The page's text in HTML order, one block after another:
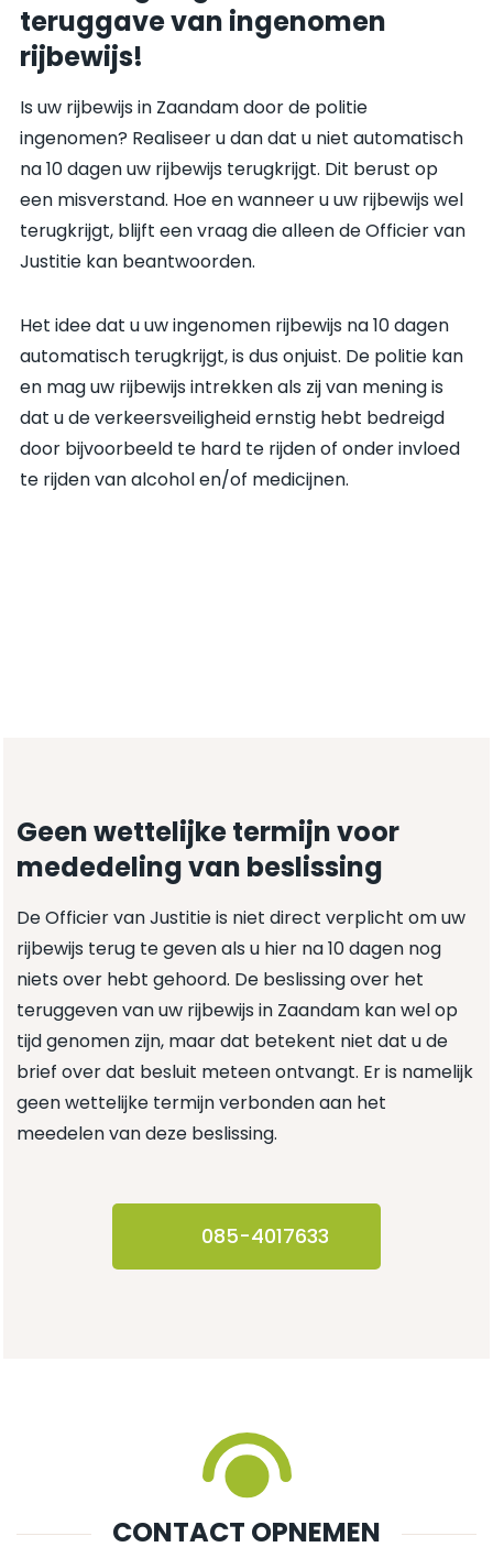
teruggave van ingenomen
rijbewijs!
Is uw rijbewijs in Zaandam door de politie
ingenomen? Realiseer u dan dat u niet automatisch
na 10 dagen uw rijbewijs terugkrijgt. Dit berust op
een misverstand. Hoe en wanneer u uw rijbewijs wel
terugkrijgt, blijft een vraag die alleen de Officier van
Justitie kan beantwoorden.
Het idee dat u uw ingenomen rijbewijs na 10 dagen
automatisch terugkrijgt, is dus onjuist. De politie kan
en mag uw rijbewijs intrekken als zij van mening is
dat u de verkeersveiligheid ernstig hebt bedreigd
door bijvoorbeeld te hard te rijden of onder invloed
te rijden van alcohol en/of medicijnen.
Geen wettelijke termijn voor
mededeling van beslissing
De Officier van Justitie is niet direct verplicht om uw
rijbewijs terug te geven als u hier na 10 dagen nog
niets over hebt gehoord. De beslissing over het
teruggeven van uw rijbewijs in Zaandam kan wel op
tijd genomen zijn, maar dat betekent niet dat u de
brief over dat besluit meteen ontvangt. Er is namelijk
geen wettelijke termijn verbonden aan het
meedelen van deze beslissing.
085-4017633
CONTACT OPNEMEN